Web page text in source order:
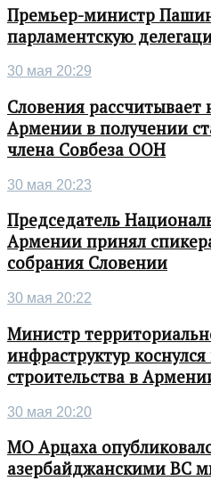
Премьер-министр
парламентскую
30 мая 20:29
Словения рассчитывает
Армении в получении
члена Совбеза ООН
30 мая 20:23
Председатель
Армении принял
собрания Словении
30 мая 20:22
Министр
инфраструктур
строительства в
30 мая 20:20
МО Арцаха
азербайджанскими ВС